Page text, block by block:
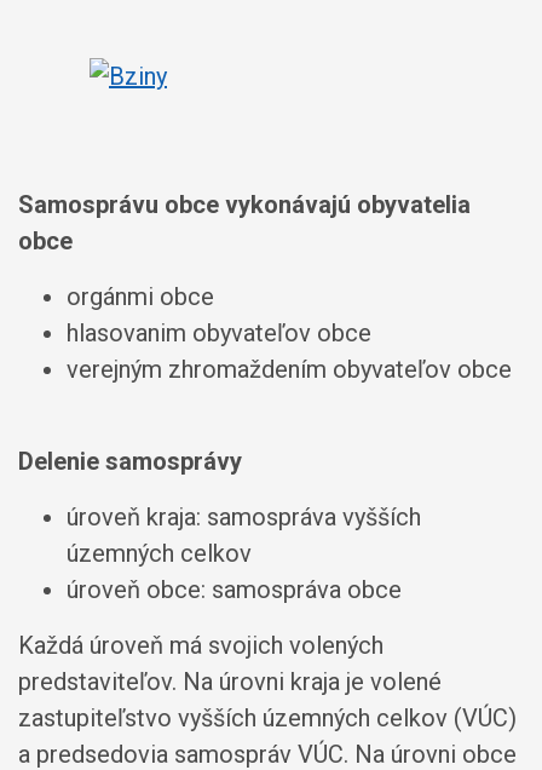
Samosprávu obce vykonávajú obyvatelia
obce
orgánmi obce
hlasovanim obyvateľov obce
verejným zhromaždením obyvateľov obce
Delenie samosprávy
úroveň kraja: samospráva vyšších
územných celkov
úroveň obce: samospráva obce
Každá úroveň má svojich volených
predstaviteľov. Na úrovni kraja je volené
zastupiteľstvo vyšších územných celkov (VÚC)
a predsedovia samospráv VÚC. Na úrovni obce